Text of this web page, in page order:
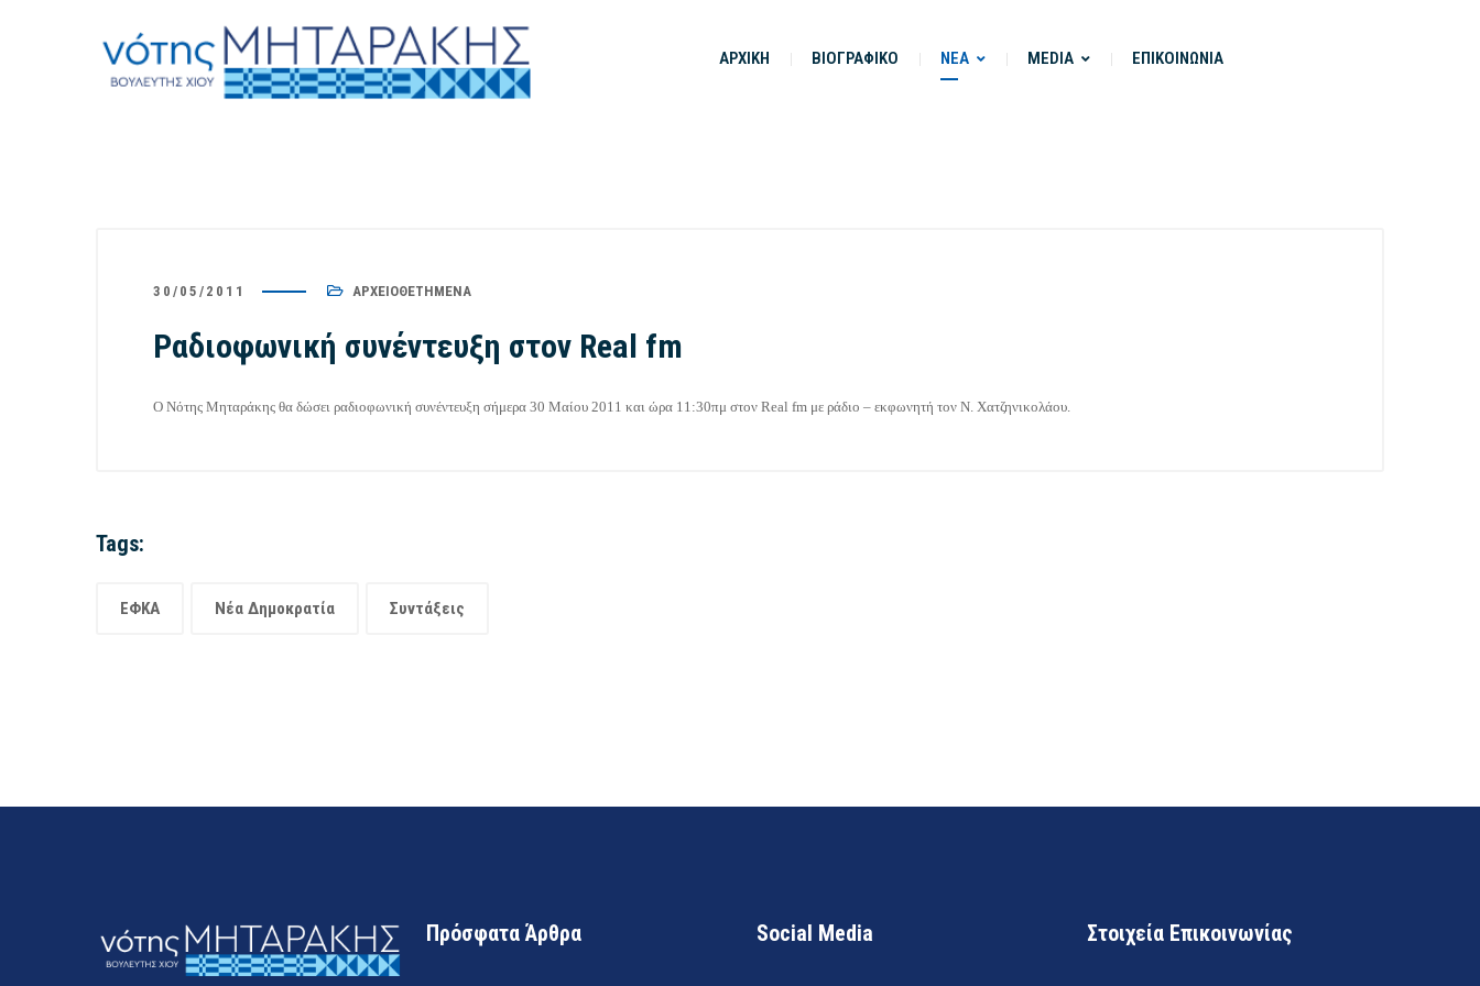
ΑΡΧΙΚΗ ΒΙΟΓΡΑΦΙΚΟ ΝΕΑ MEDIA ΕΠΙΚΟΙΝΩΝΙΑ
30/05/2011 ΑΡΧΕΙΟΘΕΤΗΜΈΝΑ
Ραδιοφωνική συνέντευξη στον Real fm
Ο Νότης Μηταράκης θα δώσει ραδιοφωνική συνέντευξη σήμερα 30 Μαίου 2011 και ώρα 11:30πμ στον Real fm με ράδιο – εκφωνητή τον Ν. Χατζηνικολάου.
Tags:
ΕΦΚΑ Νέα Δημοκρατία Συντάξεις
Πρόσφατα Άρθρα Social Media Στοιχεία Επικοινωνίας